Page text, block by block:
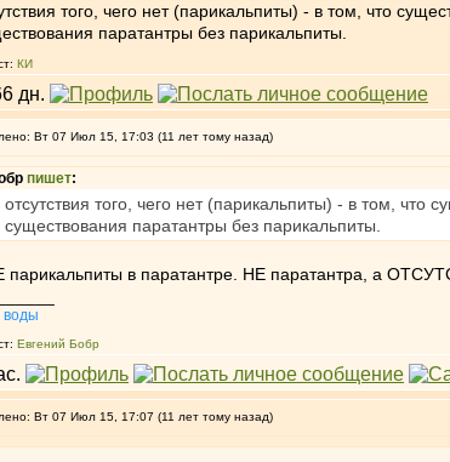
того, чего нет (парикальпиты) - в том, что
паратантры без парикальпиты.
КИ
Вт 07 Июл 15, 17:03 (11 лет тому назад)
пишет:
того, чего нет (парикальпиты) - в том, что
паратантры без парикальпиты.
в паратантре. НЕ паратантра, а
воды
Евгений Бобр
Вт 07 Июл 15, 17:07 (11 лет тому назад)